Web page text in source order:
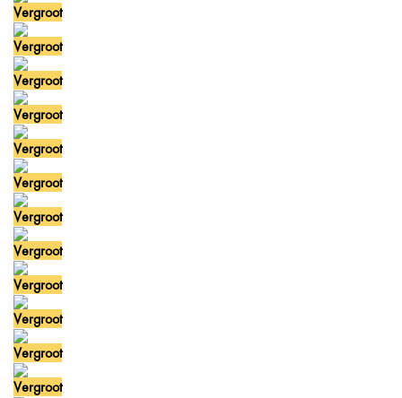
Vergroot
Vergroot
Vergroot
Vergroot
Vergroot
Vergroot
Vergroot
Vergroot
Vergroot
Vergroot
Vergroot
Vergroot